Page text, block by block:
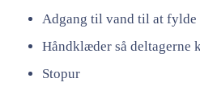
Adgang til vand til at fylde
Håndklæder så deltagerne
Stopur